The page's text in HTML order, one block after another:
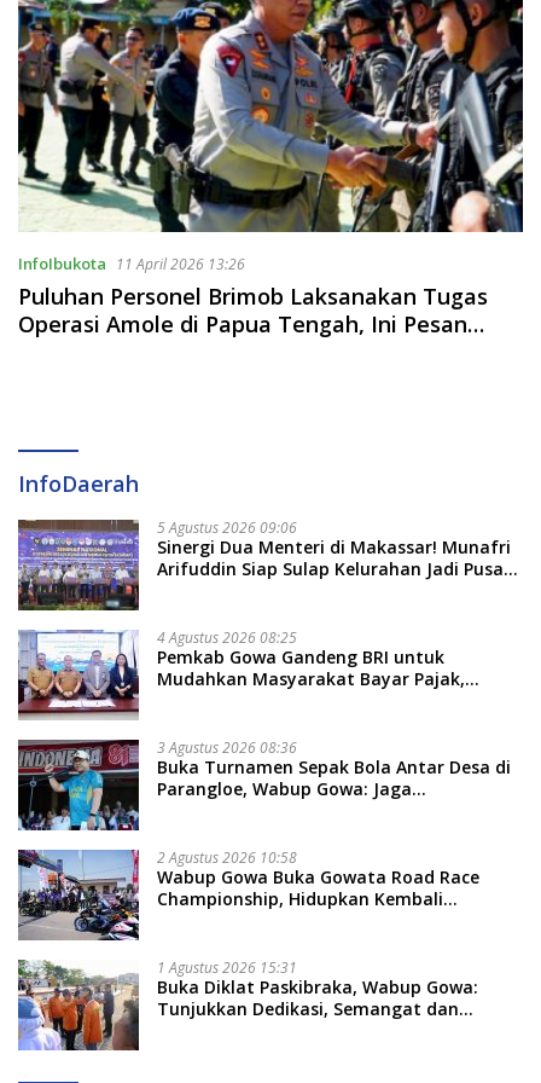
InfoIbukota 11 April 2026 13:26
Puluhan Personel Brimob Laksanakan Tugas
Operasi Amole di Papua Tengah, Ini Pesan
InfoDaerah
5 Agustus 2026 09:06
Sinergi Dua Menteri di Makassar! Munafri
Arifuddin Siap Sulap Kelurahan Jadi Pusat
4 Agustus 2026 08:25
Pemkab Gowa Gandeng BRI untuk
Mudahkan Masyarakat Bayar Pajak,
3 Agustus 2026 08:36
Buka Turnamen Sepak Bola Antar Desa di
Parangloe, Wabup Gowa: Jaga
2 Agustus 2026 10:58
Wabup Gowa Buka Gowata Road Race
Championship, Hidupkan Kembali
1 Agustus 2026 15:31
Buka Diklat Paskibraka, Wabup Gowa:
Tunjukkan Dedikasi, Semangat dan